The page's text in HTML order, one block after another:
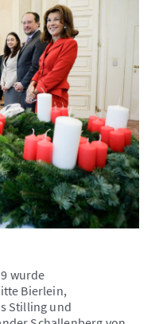
wurde
Bierlein,
Stilling und